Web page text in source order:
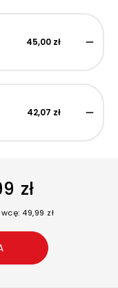
45,00 zł
42,07 zł
zł
49,99 zł